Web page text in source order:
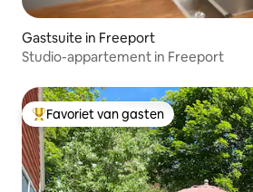
Gastsuite in Freeport
Studio-appartement in Freeport
Topfavoriet van gasten
Favoriet van gasten